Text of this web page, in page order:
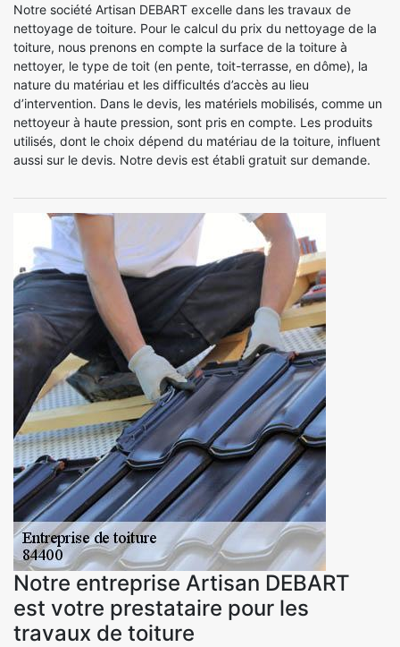
Notre société Artisan DEBART excelle dans les travaux de
nettoyage de toiture. Pour le calcul du prix du nettoyage de la
toiture, nous prenons en compte la surface de la toiture à
nettoyer, le type de toit (en pente, toit-terrasse, en dôme), la
nature du matériau et les difficultés d’accès au lieu
d’intervention. Dans le devis, les matériels mobilisés, comme un
nettoyeur à haute pression, sont pris en compte. Les produits
utilisés, dont le choix dépend du matériau de la toiture, influent
aussi sur le devis. Notre devis est établi gratuit sur demande.
Notre entreprise Artisan DEBART
est votre prestataire pour les
travaux de toiture